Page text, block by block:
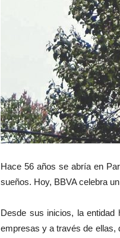
Hace 56 años se abría en
sueños. Hoy, BBVA celebra
Desde sus inicios, la entidad
empresas y a través de ellas,